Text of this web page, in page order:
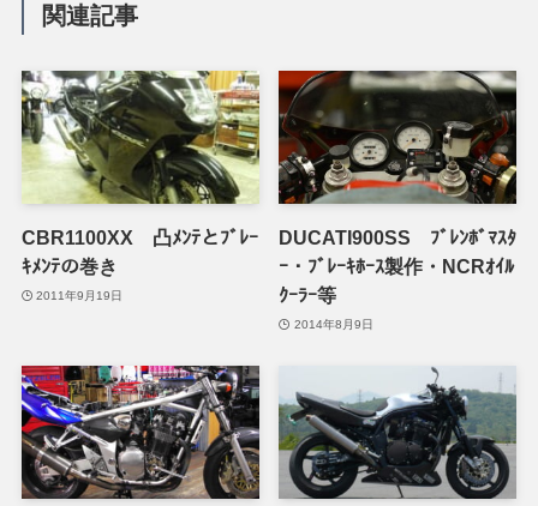
関連記事
CBR1100XX 凸ﾒﾝﾃとﾌﾞﾚｰ
ｷﾒﾝﾃの巻き
2011年9月19日
DUCATI900SS ﾌﾞﾚﾝﾎﾞﾏｽﾀ
ｰ・ﾌﾞﾚｰｷﾎｰｽ製作・NCRｵｲﾙ
ｸｰﾗｰ等
2014年8月9日